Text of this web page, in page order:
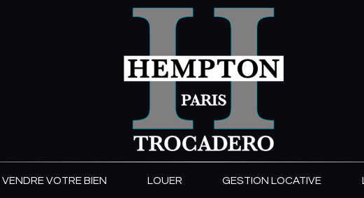
VENDRE VOTRE BIEN LOUER GESTION LOCATIVE